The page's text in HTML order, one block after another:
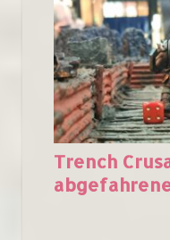
Trench